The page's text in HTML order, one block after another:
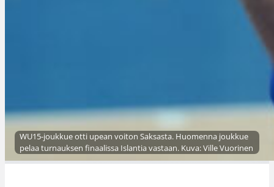
WU15-joukkue otti upean voiton Saksasta. Huomenna joukkue
pelaa turnauksen finaalissa Islantia vastaan. Kuva: Ville Vuorinen